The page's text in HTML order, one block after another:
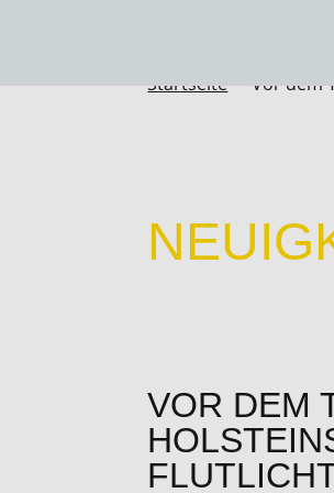
Startseite Vor dem
VOR DEM